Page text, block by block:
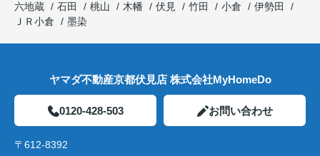
六地蔵
石田 桃山 木幡 伏見 竹田 小倉
伊勢田
ＪＲ小倉
墨染
ヤマダ不動産京都伏見店 株式会社MyHomeDo
0120-428-503 お問い合わせ
〒612-8392